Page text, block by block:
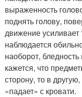
выраженность
поднять голову,
движение
наблюдается
наоборот,
кажется, что
сторону, то в
«падает» с кровати.